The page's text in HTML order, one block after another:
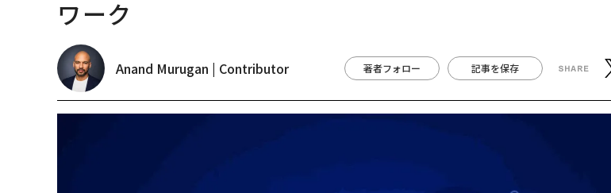
ワーク
Anand Murugan | Contributor 著者フォロー 記事を保存